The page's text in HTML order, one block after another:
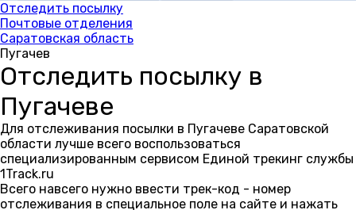
Отследить посылку
Почтовые отделения
Саратовская область
Пугачев
Отследить посылку в
Пугачеве
Для отслеживания посылки в Пугачеве Саратовской
области лучше всего воспользоваться
специализированным сервисом Единой трекинг службы
1Track.ru
Всего навсего нужно ввести трек-код - номер
отслеживания в специальное поле на сайте и нажать